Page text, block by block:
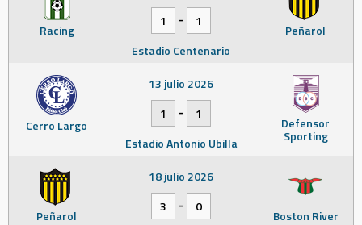
Racing Peñarol
1
-
1
Estadio Centenario
Cerro Largo Defensor
Sporting
13 julio 2026
1
-
1
Estadio Antonio Ubilla
Peñarol Boston River
18 julio 2026
3
-
0